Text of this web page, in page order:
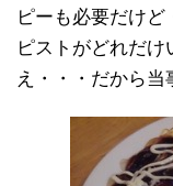
ピーも必要だけ
ピストがどれだ
え・・・だから当